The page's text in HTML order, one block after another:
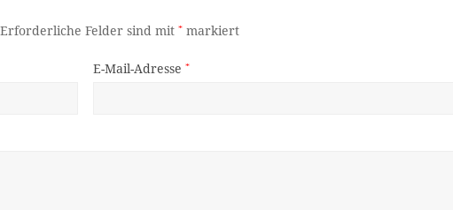
Erforderliche Felder sind mit* markiert
E-Mail-Adresse *